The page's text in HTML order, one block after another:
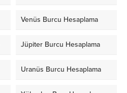
Venüs Burcu Hesaplama
Jüpiter Burcu Hesaplama
Uranüs Burcu Hesaplama